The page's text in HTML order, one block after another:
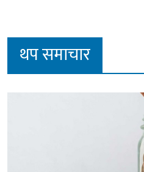
थप समाचार